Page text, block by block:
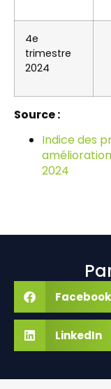
4e
trimestre
2024
Source :
Indice des
2024
Facebook
LinkedIn